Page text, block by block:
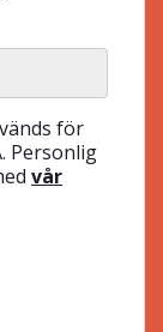
för
Personlig
vår